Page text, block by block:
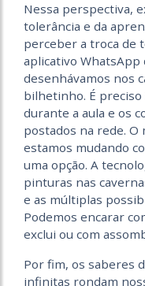
Nessa perspectiva,
tolerância e da
perceber a troca de
aplicativo WhatsApp
desenhávamos nos
bilhetinho. É
durante a aula e os
postados na rede. O
estamos mudando
uma opção. A
pinturas nas
e as múltiplas
Podemos encarar
exclui ou com
Por fim, os saberes
infinitas rondam